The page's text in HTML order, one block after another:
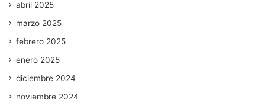
abril 2025
marzo 2025
febrero 2025
enero 2025
diciembre 2024
noviembre 2024